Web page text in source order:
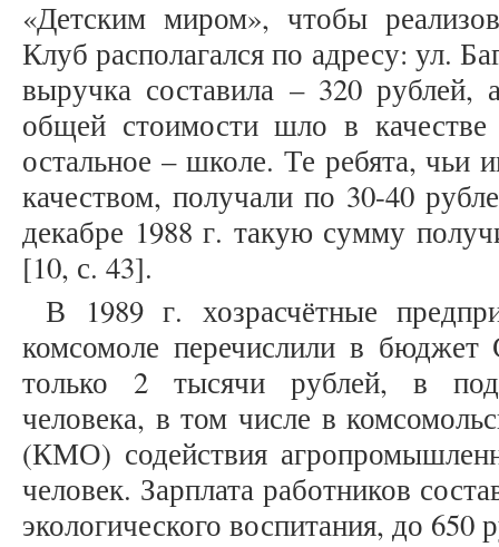
«Детским миром», чтобы
Клуб располагался по адресу: ул.
выручка составила – 320 рублей,
общей стоимости шло в
остальное – школе. Те ребята, чьи
качеством, получали по 30-40
декабре 1988 г. такую сумму
[10, с. 43].
В 1989 г. хозрасчётные
комсомоле перечислили в бюджет
только 2 тысячи рублей, в
человека, в том числе в
(КМО) содействия
человек. Зарплата работников
экологического воспитания, до